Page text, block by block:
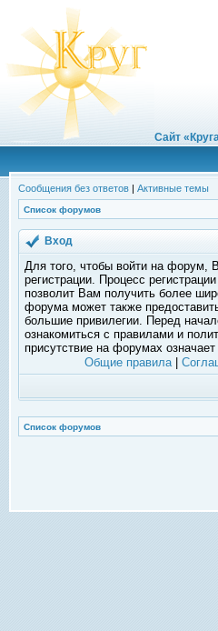
Сайт
Сообщения без ответов | Активные темы
Список форумов
Вход
Для того, чтобы войти на форум,
регистрации. Процесс
позволит Вам получить более
форума может также
большие привилегии. Перед
ознакомиться с правилами и
присутствие на форумах означает
Общие правила|
Список форумов